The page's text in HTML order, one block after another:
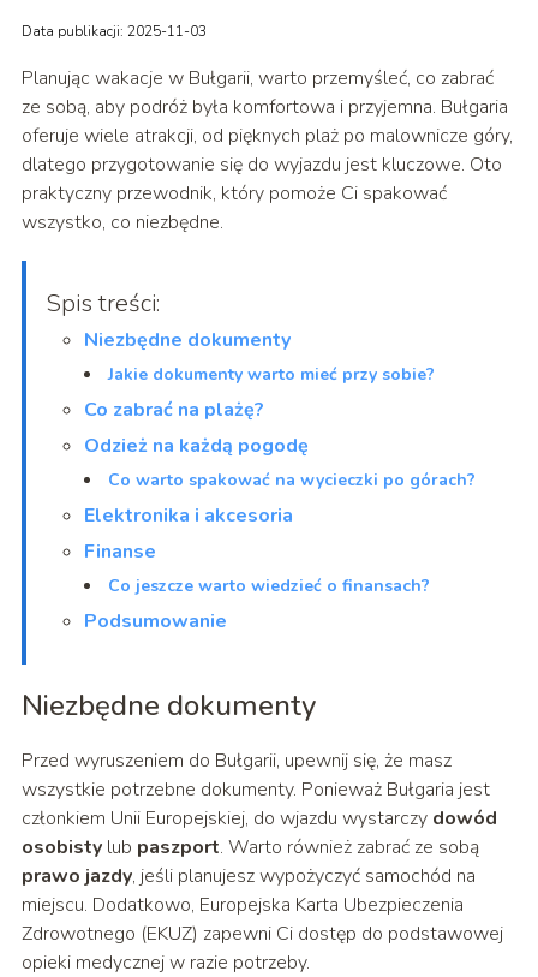
Data publikacji: 2025-11-03
Planując wakacje w Bułgarii, warto przemyśleć, co zabrać
ze sobą, aby podróż była komfortowa i przyjemna. Bułgaria
oferuje wiele atrakcji, od pięknych plaż po malownicze góry,
dlatego przygotowanie się do wyjazdu jest kluczowe. Oto
praktyczny przewodnik, który pomoże Ci spakować
wszystko, co niezbędne.
Spis treści:
Niezbędne dokumenty
Jakie dokumenty warto mieć przy sobie?
Co zabrać na plażę?
Odzież na każdą pogodę
Co warto spakować na wycieczki po górach?
Elektronika i akcesoria
Finanse
Co jeszcze warto wiedzieć o finansach?
Podsumowanie
Niezbędne dokumenty
Przed wyruszeniem do Bułgarii, upewnij się, że masz
wszystkie potrzebne dokumenty. Ponieważ Bułgaria jest
członkiem Unii Europejskiej, do wjazdu wystarczy dowód
osobistylub paszport. Warto również zabrać ze sobą
prawo jazdy, jeśli planujesz wypożyczyć samochód na
miejscu. Dodatkowo, Europejska Karta Ubezpieczenia
Zdrowotnego (EKUZ) zapewni Ci dostęp do podstawowej
opieki medycznej w razie potrzeby.